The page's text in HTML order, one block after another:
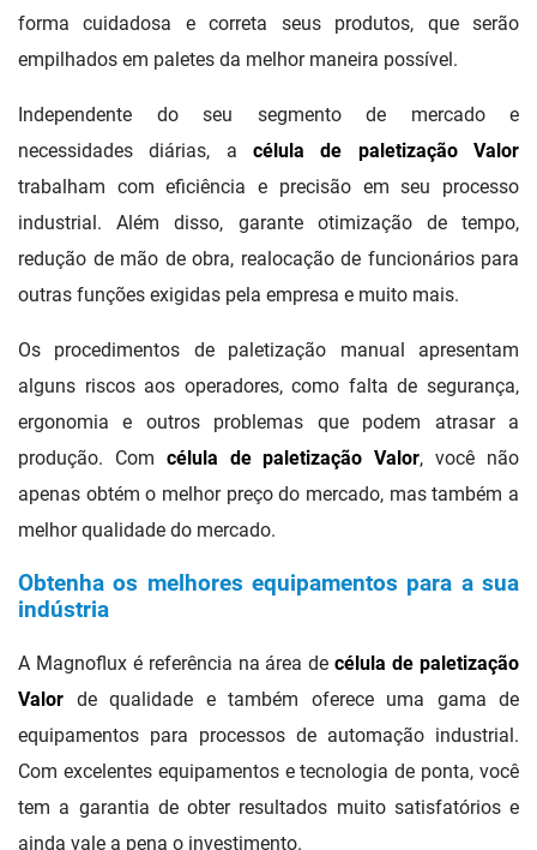
forma cuidadosa e correta seus produtos, que serão
empilhados em paletes da melhor maneira possível.
Independente do seu segmento de mercado e
necessidades diárias, a célula de paletização Valor
trabalham com eficiência e precisão em seu processo
industrial. Além disso, garante otimização de tempo,
redução de mão de obra, realocação de funcionários para
outras funções exigidas pela empresa e muito mais.
Os procedimentos de paletização manual apresentam
alguns riscos aos operadores, como falta de segurança,
ergonomia e outros problemas que podem atrasar a
produção. Com célula de paletização Valor, você não
apenas obtém o melhor preço do mercado, mas também a
melhor qualidade do mercado.
Obtenha os melhores equipamentos para a sua
indústria
A Magnoflux é referência na área decélula de paletização
Valor de qualidade e também oferece uma gama de
equipamentos para processos de automação industrial.
Com excelentes equipamentos e tecnologia de ponta, você
tem a garantia de obter resultados muito satisfatórios e
ainda vale a pena o investimento.